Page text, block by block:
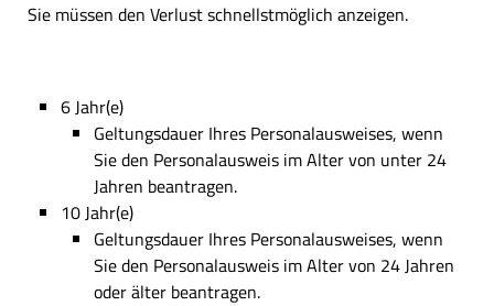
Sie müssen den Verlust schnellstmöglich anzeigen.
6 Jahr(e)
Geltungsdauer Ihres Personalausweises, wenn
Sie den Personalausweis im Alter von unter 24
Jahren beantragen.
10 Jahr(e)
Geltungsdauer Ihres Personalausweises, wenn
Sie den Personalausweis im Alter von 24 Jahren
oder älter beantragen.